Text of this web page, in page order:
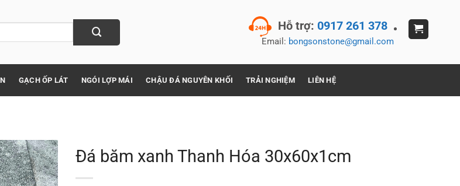
Hỗ trợ: 0917 261 378
Email: bongsonstone@gmail.com
GẠCH ỐP LÁT NGÓI LỢP MÁI CHẬU ĐÁ NGUYÊN KHỐI TRẢI NGHIỆM LIÊN HỆ
Đá băm xanh Thanh Hóa 30x60x1cm